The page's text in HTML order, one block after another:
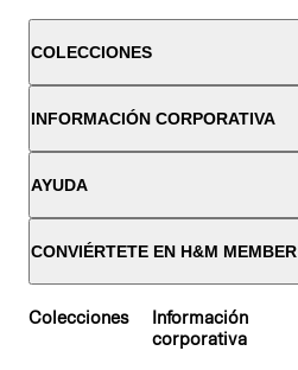
COLECCIONES
INFORMACIÓN CORPORATIVA
AYUDA
CONVIÉRTETE EN H&M MEMBER
Colecciones
Información
corporativa